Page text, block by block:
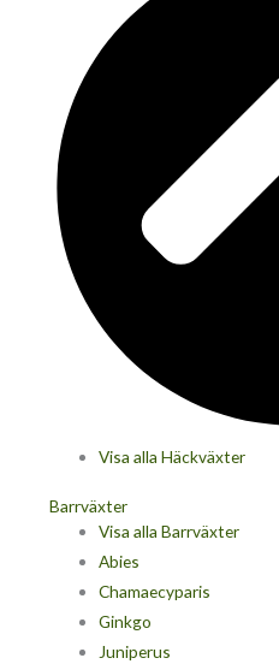
Visa alla Häckväxter
Barrväxter
Visa alla Barrväxter
Abies
Chamaecyparis
Ginkgo
Juniperus